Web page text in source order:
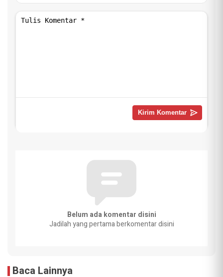
Belum ada komentar disini
Jadilah yang pertama berkomentar disini
Baca Lainnya